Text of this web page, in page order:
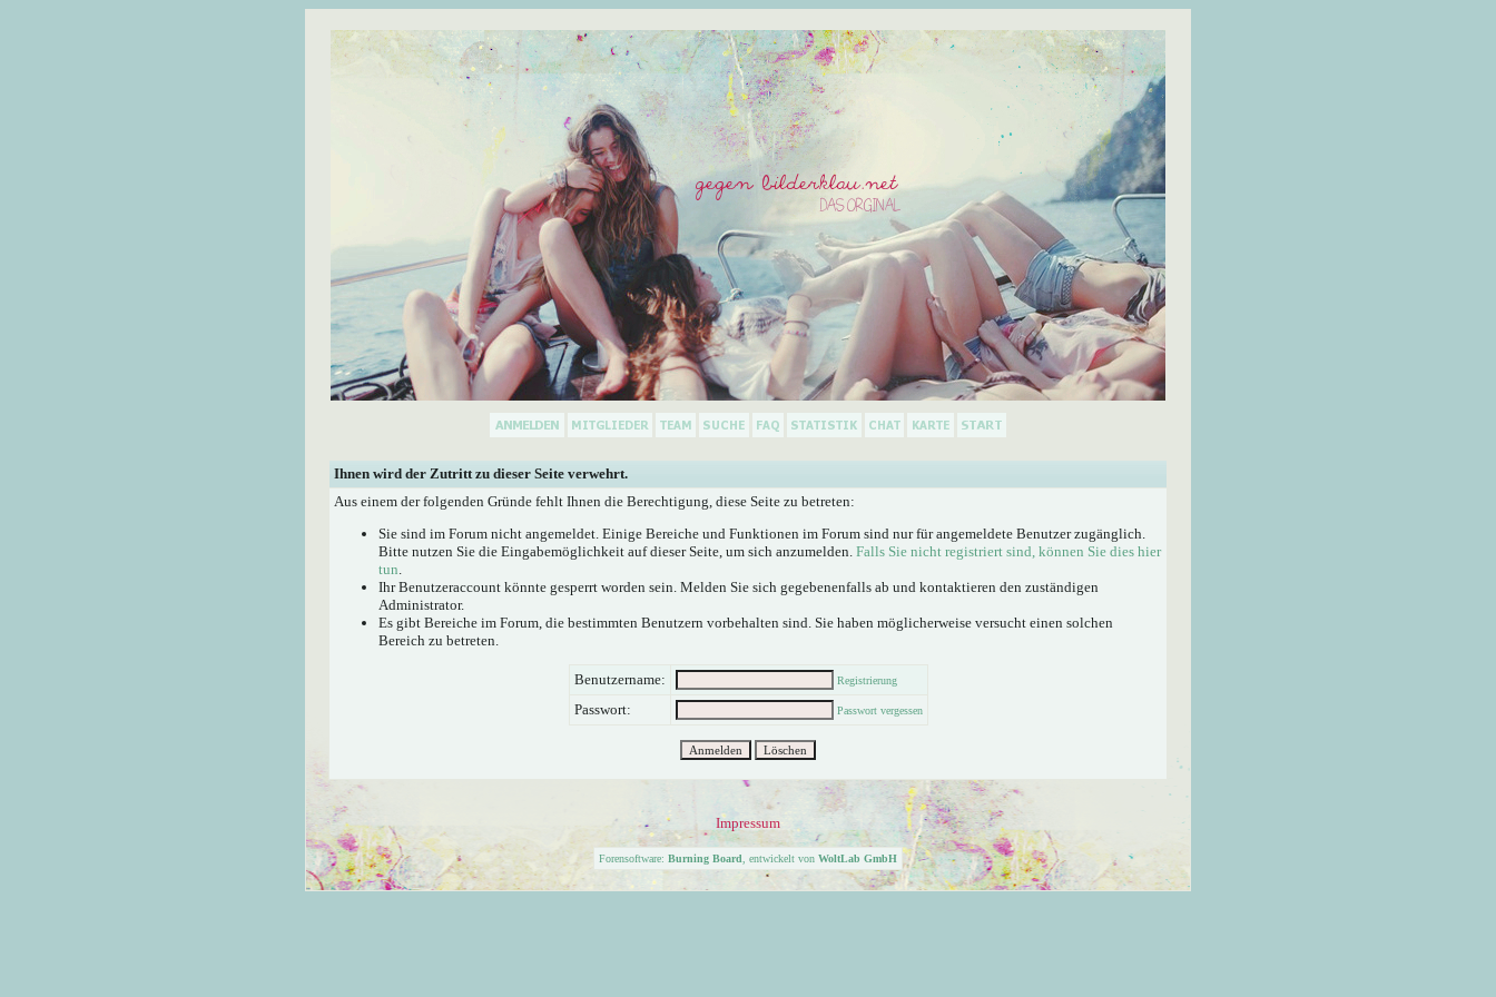
Ihnen wird der Zutritt zu dieser Seite verwehrt.
Aus einem der folgenden Gründe fehlt Ihnen die Berechtigung, diese Seite zu betreten:
Sie sind im Forum nicht angemeldet. Einige Bereiche und Funktionen im Forum sind nur für angemeldete Benutzer zugänglich.
Bitte nutzen Sie die Eingabemöglichkeit auf dieser Seite, um sich anzumelden. Falls Sie nicht registriert sind, können Sie dies hier
tun.
Ihr Benutzeraccount könnte gesperrt worden sein. Melden Sie sich gegebenenfalls ab und kontaktieren den zuständigen
Administrator.
Es gibt Bereiche im Forum, die bestimmten Benutzern vorbehalten sind. Sie haben möglicherweise versucht einen solchen
Bereich zu betreten.
Benutzername: Registrierung
Passwort: Passwort vergessen
Impressum
Forensoftware: Burning Board , entwickelt von WoltLab GmbH